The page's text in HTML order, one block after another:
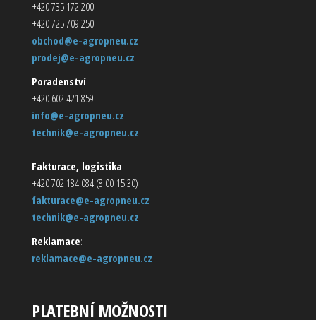
+420 735 172 200
+420 725 709 250
obchod@e-agropneu.cz
prodej@e-agropneu.cz
Poradenství
+420 602 421 859
info@e-agropneu.cz
technik@e-agropneu.cz
Fakturace, logistika
+420 702 184 084 (8:00-15:30)
fakturace@e-agropneu.cz
technik@e-agropneu.cz
Reklamace:
reklamace@e-agropneu.cz
PLATEBNÍ MOŽNOSTI